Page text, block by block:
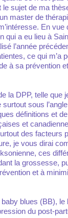
le sujet de ma
master de
En vue
qui a eu lieu à
l’année
ce qui m’a
à sa prévention
la DPP, telle que
surtout sous
définitions et
et
des facteurs
je vous dirai
ces
la grossesse,
et à
blues (BB), le
du post-